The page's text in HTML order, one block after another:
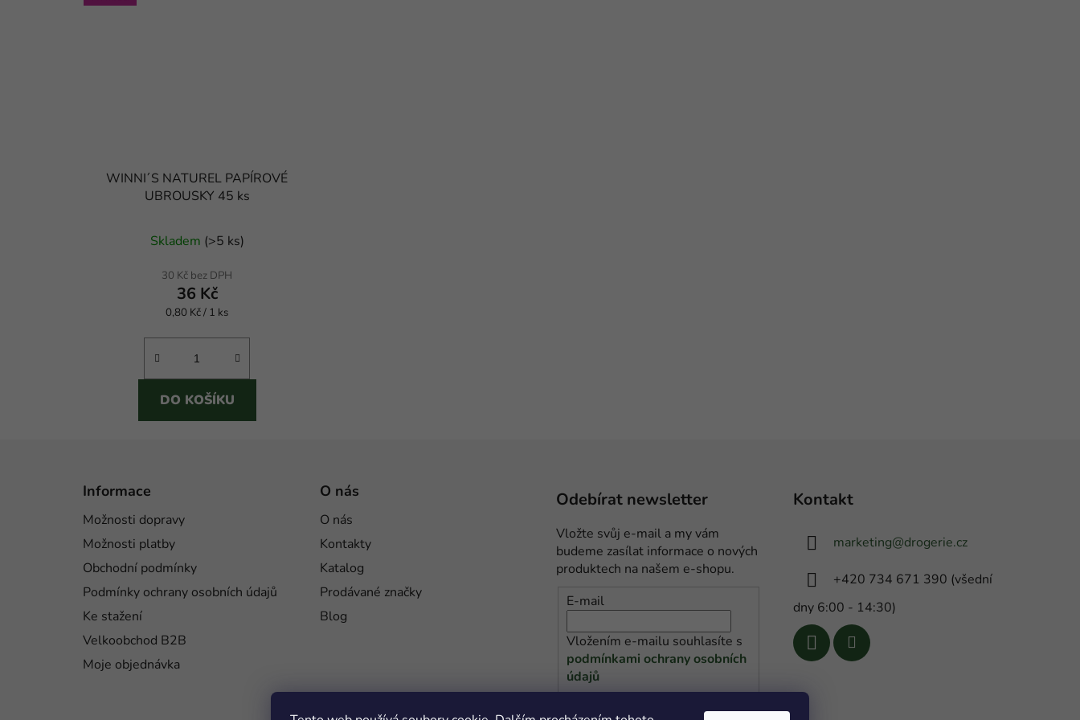
WINNI´S NATUREL PAPÍROVÉ
UBROUSKY 45 ks
Skladem (>5 ks)
30 Kč bez DPH
36 Kč
Měrná
0,80 Kč / 1 ks
DO KOŠÍKU
Informace
Možnosti dopravy
Možnosti platby
Obchodní podmínky
Podmínky ochrany osobních údajů
Ke stažení
Velkoobchod B2B
Moje objednávka
O nás
O nás
Kontakty
Katalog
Prodávané značky
Blog
Odebírat newsletter
Vložte svůj e-mail a my vám
budeme zasílat informace o nových
produktech na našem e-shopu.
E-mail
Vložením e-mailu souhlasíte s
podmínkami ochrany osobních
údajů
PŘIHLÁSIT SE
Kontakt
marketing@drogerie.cz
+420 734 671 390 (všední
dny 6:00 - 14:30)